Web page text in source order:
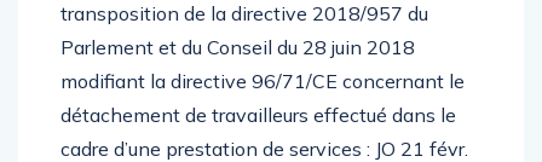
transposition de la directive 2018/957 du
Parlement et du Conseil du 28 juin 2018
modifiant la directive 96/71/CE concernant le
détachement de travailleurs effectué dans le
cadre d’une prestation de services : JO 21 févr.